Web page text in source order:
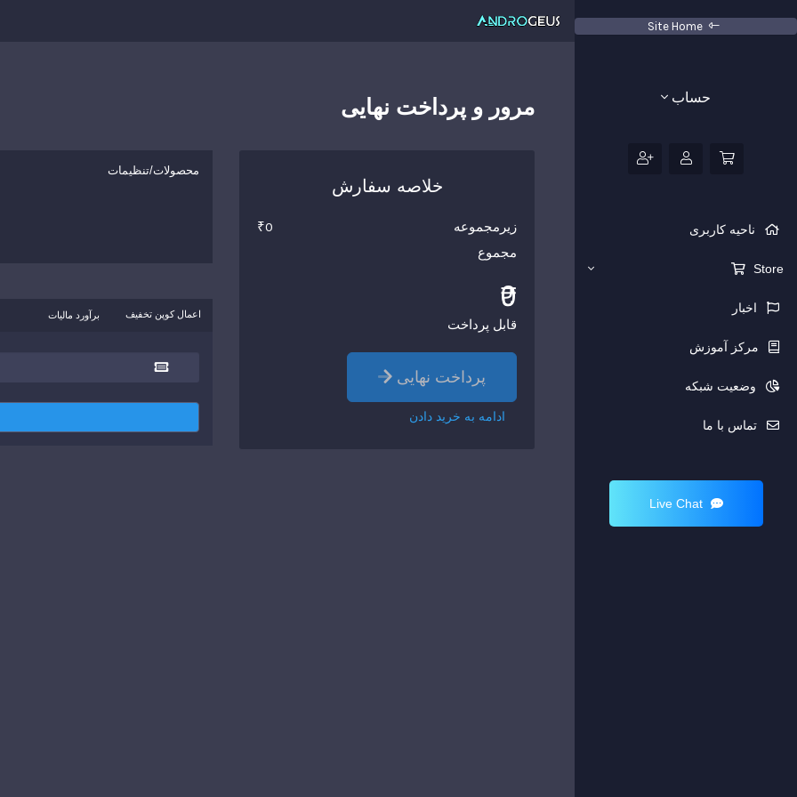
Site Home
حساب
ناحیه کاربری
Store
اخبار
مرکز آموزش
وضعیت شبکه
تماس با ما
Live Chat
مرور و پرداخت نهایی
محصولات/تنظیمات
اعمال کوپن تخفیف برآورد مالیات
خلاصه سفارش
زیرمجموعه
₹0
مجموع
₹0
قابل پرداخت
پرداخت نهایی
ادامه به خرید دادن